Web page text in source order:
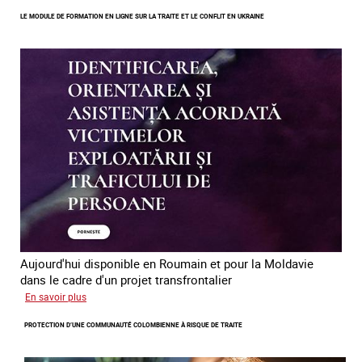
des
victimes
de
traite
des
êtres
humains
Europe
LE MODULE DE FORMATION EN LIGNE SUR LA TRAITE ET LE CONFLIT EN UKRAINE
Aujourd'hui disponible en Roumain et pour la Moldavie
dans le cadre d'un projet transfrontalier
En savoir plus
module
PROTECTION D’UNE COMMUNAUTÉ COLOMBIENNE À RISQUE DE TRAITE